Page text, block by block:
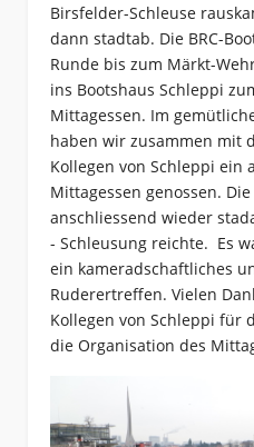
Birsfelder-Schleuse
dann stadtab. Die BRC-
Runde bis zum Märkt-
ins Bootshaus Schleppi
Mittagessen. Im
haben wir zusammen mit
Kollegen von Schleppi ein
Mittagessen genossen.
anschliessend wieder
- Schleusung reichte. Es
ein kameradschaftliches
Ruderertreffen. Vielen
Kollegen von Schleppi für
die Organisation des